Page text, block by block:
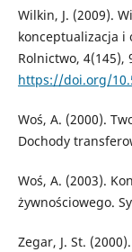
Wilkin, J. (2009).
konceptualizacja i
Rolnictwo, 4(145),
https://doi.org/
Woś, A. (2000).
Dochody
Woś, A. (2003).
żywnościowego.
Zegar, J. St.